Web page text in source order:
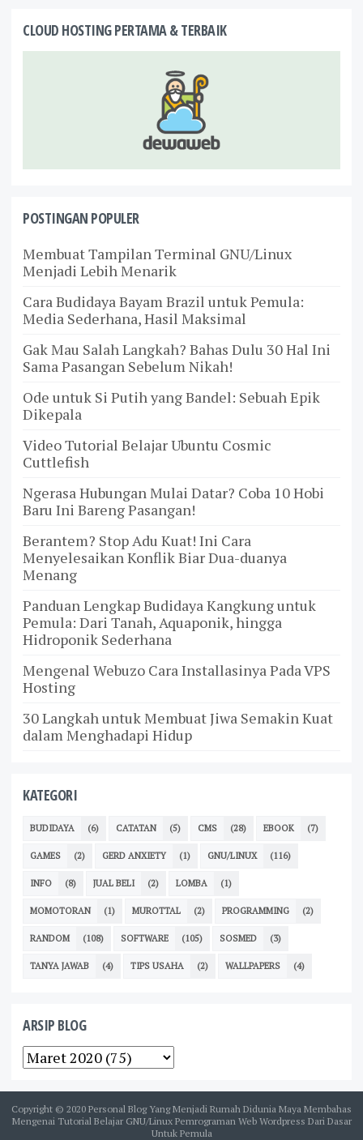
CLOUD HOSTING PERTAMA & TERBAIK
POSTINGAN POPULER
Membuat Tampilan Terminal GNU/Linux
Menjadi Lebih Menarik
Cara Budidaya Bayam Brazil untuk Pemula:
Media Sederhana, Hasil Maksimal
Gak Mau Salah Langkah? Bahas Dulu 30 Hal Ini
Sama Pasangan Sebelum Nikah!
Ode untuk Si Putih yang Bandel: Sebuah Epik
Dikepala
Video Tutorial Belajar Ubuntu Cosmic
Cuttlefish
Ngerasa Hubungan Mulai Datar? Coba 10 Hobi
Baru Ini Bareng Pasangan!
Berantem? Stop Adu Kuat! Ini Cara
Menyelesaikan Konflik Biar Dua-duanya
Menang
Panduan Lengkap Budidaya Kangkung untuk
Pemula: Dari Tanah, Aquaponik, hingga
Hidroponik Sederhana
Mengenal Webuzo Cara Installasinya Pada VPS
Hosting
30 Langkah untuk Membuat Jiwa Semakin Kuat
dalam Menghadapi Hidup
KATEGORI
BUDIDAYA (6) CATATAN (5) CMS (28) EBOOK (7)
GAMES (2) GERD ANXIETY (1) GNU/LINUX (116)
INFO (8) JUAL BELI (2) LOMBA (1)
MOMOTORAN (1) MUROTTAL (2) PROGRAMMING (2)
RANDOM (108) SOFTWARE (105) SOSMED (3)
TANYA JAWAB (4) TIPS USAHA (2) WALLPAPERS (4)
ARSIP BLOG
Copyright © 2020 Personal Blog Yang Menjadi Rumah Didunia Maya Membahas
Mengenai Tutorial Belajar GNU/Linux Pemrograman Web Wordpress Dari Dasar
Untuk Pemula